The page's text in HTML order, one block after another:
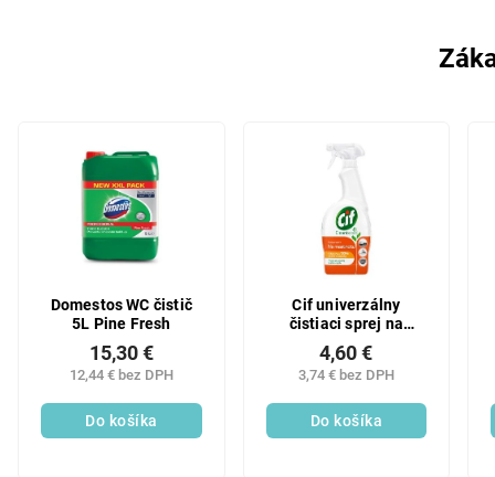
Domestos WC čistič
5L Pine Fresh
12,44 € bez DPH
15,30 €
Do košíka
Cif univerzálny
čistiaci sprej na
mastnotu, 750 ml
3,74 € bez DPH
4,60 €
Do košíka